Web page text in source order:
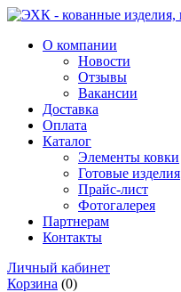
О компании
Новости
Отзывы
Вакансии
Доставка
Оплата
Каталог
Элементы ковки
Готовые изделия
Прайс-лист
Фотогалерея
Партнерам
Контакты
Личный кабинет
Корзина (0)